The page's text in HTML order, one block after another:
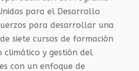
para el Desarrollo
para desarrollar una
siete cursos de formación
climático y gestión del
con un enfoque de